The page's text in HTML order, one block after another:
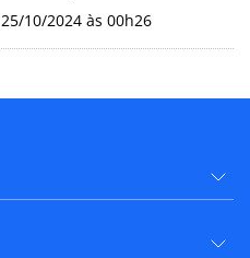
25/10/2024 às 00h26